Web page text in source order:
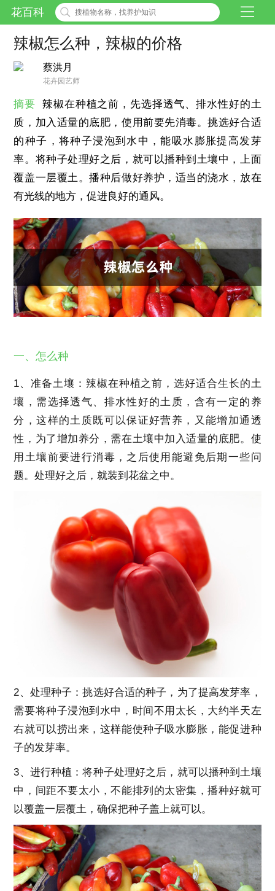
花百科
辣椒怎么种，辣椒的价格
蔡洪月
花卉园艺师
摘要
辣椒在种植之前，先选择透气、排水性好的土
质，加入适量的底肥，使用前要先消毒。挑选好合适
的种子，将种子浸泡到水中，能吸水膨胀提高发芽
率。将种子处理好之后，就可以播种到土壤中，上面
覆盖一层覆土。播种后做好养护，适当的浇水，放在
有光线的地方，促进良好的通风。
一、怎么种
1、准备土壤：辣椒在种植之前，选好适合生长的土
壤，需选择透气、排水性好的土质，含有一定的养
分，这样的土质既可以保证好营养，又能增加通透
性，为了增加养分，需在土壤中加入适量的底肥。使
用土壤前要进行消毒，之后使用能避免后期一些问
题。处理好之后，就装到花盆之中。
2、处理种子：挑选好合适的种子，为了提高发芽率，
需要将种子浸泡到水中，时间不用太长，大约半天左
右就可以捞出来，这样能使种子吸水膨胀，能促进种
子的发芽率。
3、进行种植：将种子处理好之后，就可以播种到土壤
中，间距不要太小，不能排列的太密集，播种好就可
以覆盖一层覆土，确保把种子盖上就可以。